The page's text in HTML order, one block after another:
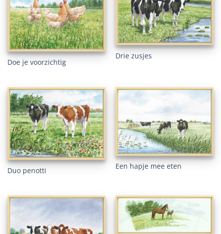
Doe je voorzichtig
Drie zusjes
Duo penotti Een hapje mee eten